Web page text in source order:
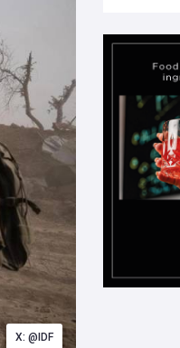
X: @IDF